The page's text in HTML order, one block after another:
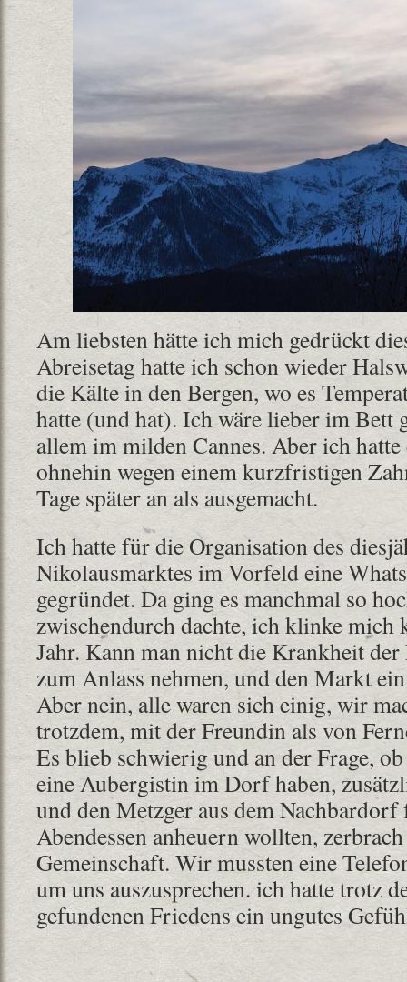
Am liebsten hätte ich mich gedrückt
Abreisetag hatte ich schon wieder
die Kälte in den Bergen, wo es
hatte (und hat). Ich wäre lieber im Bett
allem im milden Cannes. Aber ich hatte
ohnehin wegen einem kurzfristigen
Tage später an als ausgemacht.
Ich hatte für die Organisation des
Nikolausmarktes im Vorfeld eine
gegründet. Da ging es manchmal so
zwischendurch dachte, ich klinke mich
Jahr. Kann man nicht die Krankheit
zum Anlass nehmen, und den Markt
Aber nein, alle waren sich einig, wir
trotzdem, mit der Freundin als von
Es blieb schwierig und an der Frage,
eine Aubergistin im Dorf haben,
und den Metzger aus dem
Abendessen anheuern wollten,
Gemeinschaft. Wir mussten eine
um uns auszusprechen. ich hatte trotz
gefundenen Friedens ein ungutes